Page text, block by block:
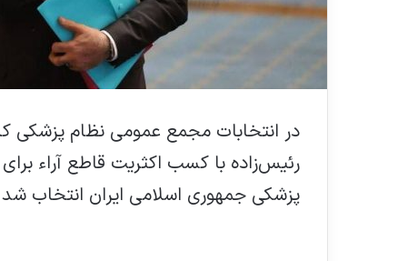
رئیس‌زاده با کسب اکثریت قاطع آراء
پزشکی جمهوری اسلامی ایران انتخاب